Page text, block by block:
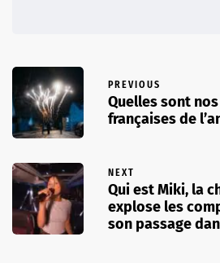
PREVIOUS
Quelles sont
françaises de
NEXT
Qui est Miki, la
explose les
son passage